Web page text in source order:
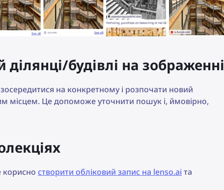
будівлі на зображенні
на конкретному і розпочати новий
місцем. Це допоможе уточнити пошук і, ймовірно,
корисно створити обліковий запис на lenso.ai та